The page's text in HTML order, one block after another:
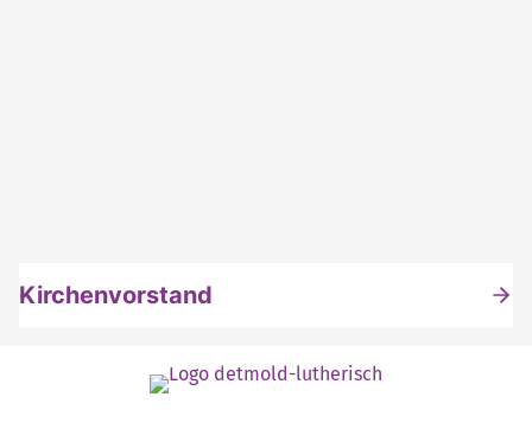
Kirchenvorstand